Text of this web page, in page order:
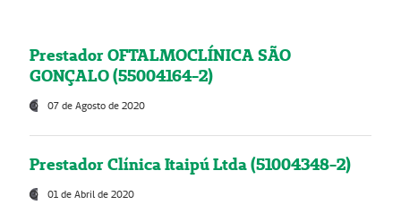
Prestador OFTALMOCLÍNICA SÃO
GONÇALO (55004164-2)
07 de Agosto de 2020
Prestador Clínica Itaipú Ltda (51004348-2)
01 de Abril de 2020